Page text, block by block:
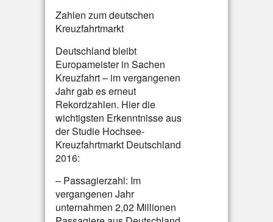
Zahlen zum deutschen
Kreuzfahrtmarkt
Deutschland bleibt
Europameister in Sachen
Kreuzfahrt – im vergangenen
Jahr gab es erneut
Rekordzahlen. Hier die
wichtigsten Erkenntnisse aus
der Studie Hochsee-
Kreuzfahrtmarkt Deutschland
2016:
– Passagierzahl: Im
vergangenen Jahr
unternahmen 2,02 Millionen